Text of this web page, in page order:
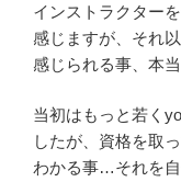
インストラクター
感じますが、それ
感じられる事、本
当初はもっと若く
したが、資格を取
わかる事…それを